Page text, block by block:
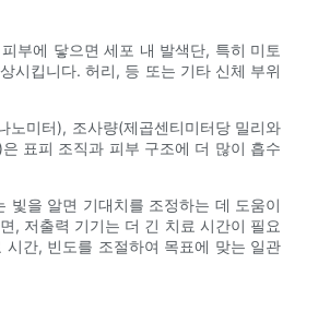
부에 닿으면 세포 내 발색단, 특히 미토
시킵니다. 허리, 등 또는 기타 신체 부위
미터), 조사량(제곱센티미터당 밀리와
표피 조직과 피부 구조에 더 많이 흡수
빛을 알면 기대치를 조정하는 데 도움이
, 저출력 기기는 더 긴 치료 시간이 필요
간, 빈도를 조절하여 목표에 맞는 일관